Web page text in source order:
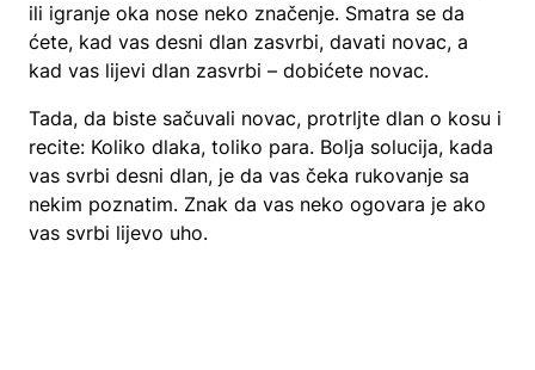
ili igranje oka nose neko značenje. Smatra se da
ćete, kad vas desni dlan zasvrbi, davati novac, a
kad vas lijevi dlan zasvrbi – dobićete novac.
Tada, da biste sačuvali novac, protrljte dlan o kosu i
recite: Koliko dlaka, toliko para. Bolja solucija, kada
vas svrbi desni dlan, je da vas čeka rukovanje sa
nekim poznatim. Znak da vas neko ogovara je ako
vas svrbi lijevo uho.